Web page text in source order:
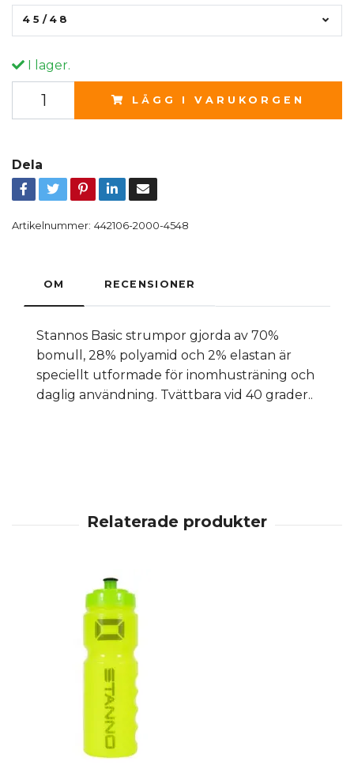
45/48
I lager.
LÄGG I VARUKORGEN
Dela
Artikelnummer: 442106-2000-4548
OM RECENSIONER
Stannos Basic strumpor gjorda av 70%
bomull, 28% polyamid och 2% elastan är
speciellt utformade för inomhusträning och
daglig användning. Tvättbara vid 40 grader..